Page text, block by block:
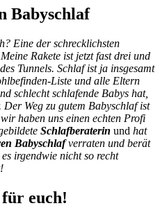
Babyschlaf
Eine der schrecklichsten
Rakete ist jetzt fast drei und
Tunnels. Schlaf ist ja insgesamt
Liste und alle Eltern
schlecht schlafende Babys hat,
Weg zu gutem Babyschlaf ist
haben uns einen echten Profi
Schlafberaterin und hat
Babyschlafverraten und berät
irgendwie nicht so recht
euch!